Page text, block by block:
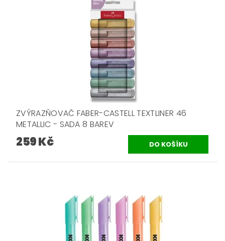
ZVÝRAZŇOVAČ FABER-CASTELL TEXTLINER 46
METALLIC - SADA 8 BAREV
259 Kč